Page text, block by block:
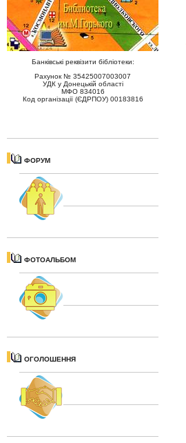
Банківські реквізити бібліотеки:
Рахунок № 35425007003007
УДК у Донецькій області
МФО 834016
Код організації (ЄДРПОУ) 00183816
ФОРУМ
ФОТОАЛЬБОМ
ОГОЛОШЕННЯ